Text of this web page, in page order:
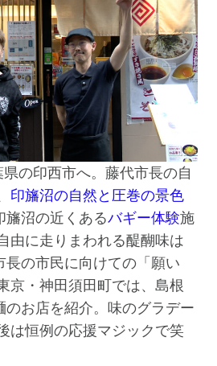
県の印西市へ。藤代市長の自
印旛沼の自然と圧巻の景色
旛沼の近くあるバギー体験施
由に走りまわれる醍醐味は
長の市民に向けての「願い
京・神田須田町では、島根
のお店を紹介。味のグラデー
は恒例の応援マジックで笑